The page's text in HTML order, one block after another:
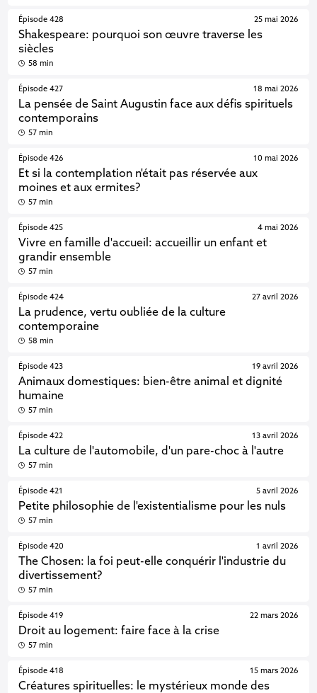
Épisode 428
Shakespeare: pourquoi son œuvre traverse les
siècles
25 mai 2026
58 min
Épisode 427
La pensée de Saint Augustin face aux défis spirituels
contemporains
18 mai 2026
57 min
Épisode 426
Et si la contemplation n'était pas réservée aux
moines et aux ermites?
10 mai 2026
57 min
Épisode 425
Vivre en famille d'accueil: accueillir un enfant et
grandir ensemble
4 mai 2026
57 min
Épisode 424
La prudence, vertu oubliée de la culture
contemporaine
27 avril 2026
58 min
Épisode 423
Animaux domestiques: bien-être animal et dignité
humaine
19 avril 2026
57 min
Épisode 422
La culture de l'automobile, d'un pare-choc à l'autre
13 avril 2026
57 min
Épisode 421
Petite philosophie de l'existentialisme pour les nuls
5 avril 2026
57 min
Épisode 420
The Chosen: la foi peut-elle conquérir l'industrie du
divertissement?
1 avril 2026
57 min
Épisode 419
Droit au logement: faire face à la crise
22 mars 2026
57 min
Épisode 418
Créatures spirituelles: le mystérieux monde des
15 mars 2026